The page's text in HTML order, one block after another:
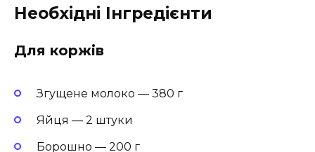
Необхідні Інгредієнти
Для коржів
Згущене молоко — 380 г
Яйця — 2 штуки
Борошно — 200 г